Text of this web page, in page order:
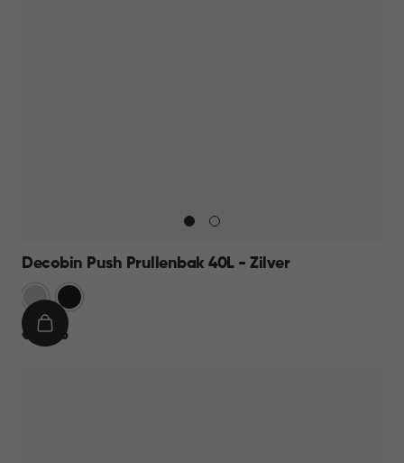
Decobin Push Prullenbak 40L - Zilver
Zwart
€
€ 44,95
IN